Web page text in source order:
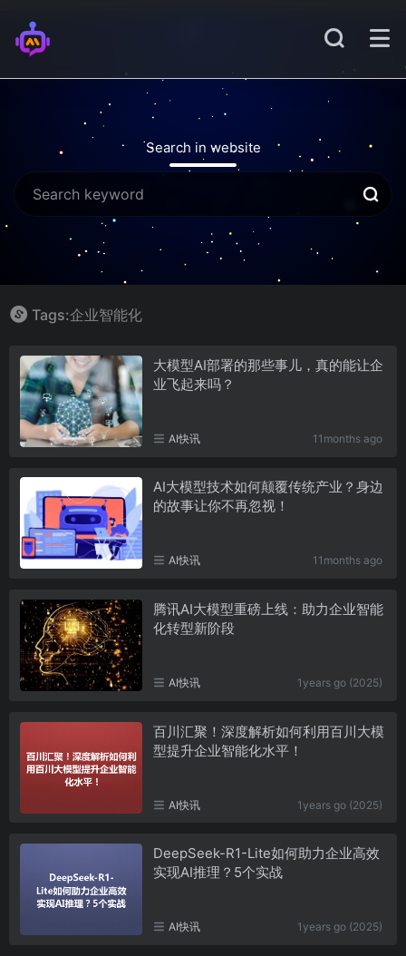
Search in website
Tags:企业智能化
大模型AI部署的那些事儿，真的能让企
业飞起来吗？
AI快讯 11months ago
AI大模型技术如何颠覆传统产业？身边
的故事让你不再忽视！
AI快讯 11months ago
腾讯AI大模型重磅上线：助力企业智能
化转型新阶段
AI快讯 1years go (2025)
百川汇聚！深度解析如何利用百川大模
型提升企业智能化水平！
AI快讯 1years go (2025)
DeepSeek-R1-Lite如何助力企业高效
实现AI推理？5个实战
AI快讯 1years go (2025)